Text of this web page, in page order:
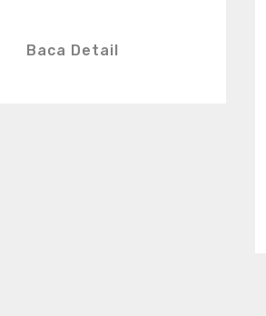
Baca Detail